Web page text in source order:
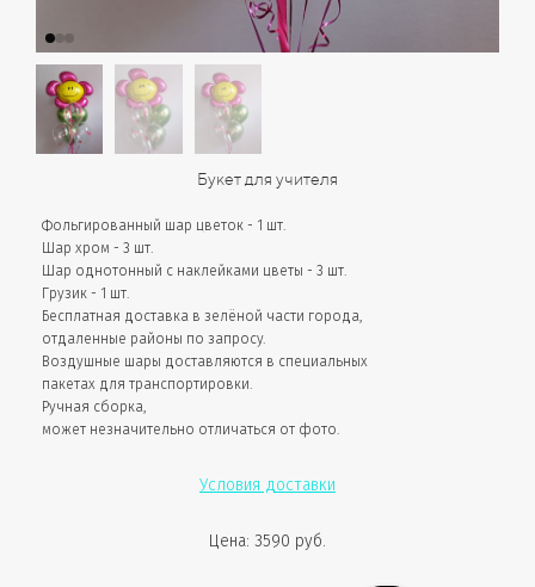
Букет для учителя
Фольгированный шар цветок - 1 шт.
Шар хром - 3 шт.
Шар однотонный с наклейками цветы - 3 шт.
Грузик - 1 шт.
Бесплатная доставка в зелёной части города,
отдаленные районы по запросу.
Воздушные шары доставляются в специальных
пакетах для транспортировки.
Ручная сборка,
может незначительно отличаться от фото.
Условия доставки
Цена: 3590 руб.